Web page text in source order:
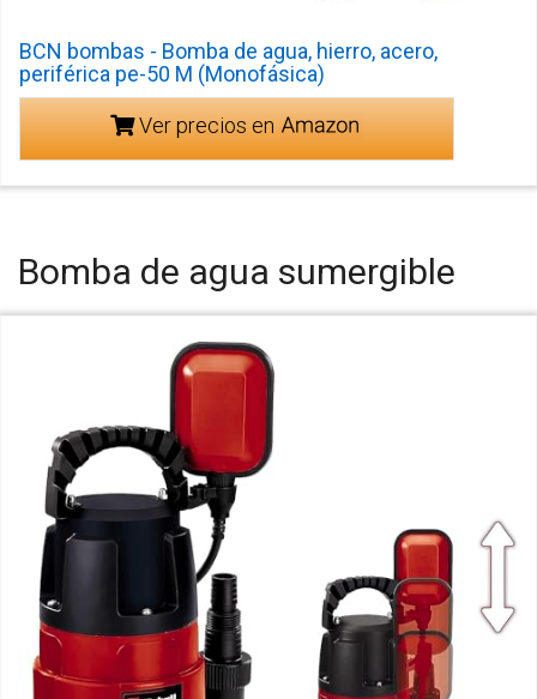
BCN bombas - Bomba de agua, hierro, acero,
periférica pe-50 M (Monofásica)
Ver precios en
Bomba de agua sumergible